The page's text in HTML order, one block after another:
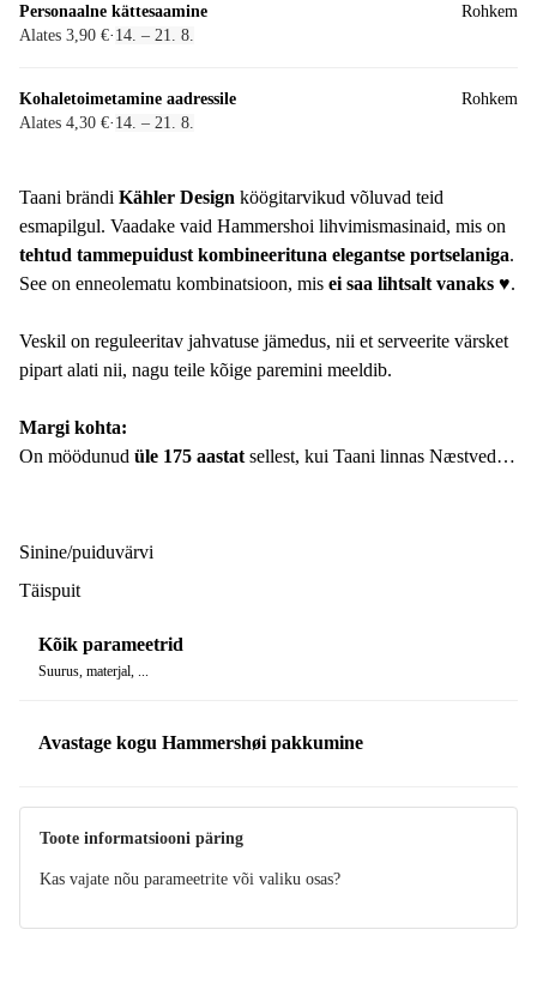
Personaalne kättesaamine
Alates 3,90 €· 14. – 21. 8.
Rohkem
Kohaletoimetamine aadressile
Alates 4,30 €· 14. – 21. 8.
Rohkem
Taani brändi Kähler Design köögitarvikud võluvad teid
esmapilgul. Vaadake vaid Hammershoi lihvimismasinaid, mis on
tehtud tammepuidust kombineerituna elegantse portselaniga.
See on enneolematu kombinatsioon, mis ei saa lihtsalt vanaks ♥.
Veskil on reguleeritav jahvatuse jämedus, nii et serveerite värsket
pipart alati nii, nagu teile kõige paremini meeldib.
Margi kohta:
On möödunud üle 175 aastat sellest, kui Taani linnas Næstvedis
ajaga kaasas käinud, luues aksessuaare ja dekoratsioone, mis
Pariisi maailmanäitusel. Nende kollektsioonides võib märgata
ajaloo ja modernsuse
Sinine/puiduvärvi
Täispuit
Kõik parameetrid
Suurus, materjal, ...
Avastage kogu Hammershøi pakkumine
Toote informatsiooni päring
Kas vajate nõu parameetrite või valiku osas?